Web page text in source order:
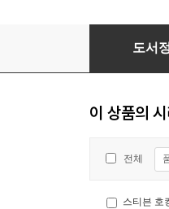
조지의 우주
도서
이 상품의
전체
스티븐 호